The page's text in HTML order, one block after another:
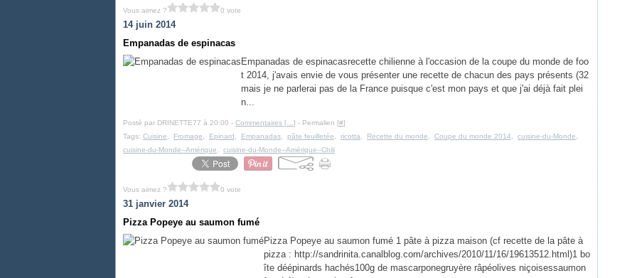
Vous aimez ? 0 vote
14 juin 2014
Empanadas de espinacas
Empanadas de espinacasrecette chilienne à l'occasion de la coupe du monde de foo
t 2014, j'avais envie de vous présenter une recette de chacun des pays présents (32
mais je ne parlerai pas de la France puisque c'est mon pays et que j'ai déjà fait plei
n...
Posté par DRINETTE77 à 20:00 - Commentaires [ ] - Permalien [#]
Tags: Cuisine Fromage Epinard Empanadas pâte feuilletée ricotta Recette du monde Coupe du monde 2014 cuisine-du-Monde
cuisine-du-Monde--Amérique
cuisine-du-Monde--Amérique--Chili
Vous aimez ? 0 vote
31 janvier 2014
Pizza Popeye au saumon fumé
Pizza Popeye au saumon fumé 1 pâte à pizza maison (cf recette de la pâte à
pizza : http://sandrinita.canalblog.com/archives/2010/11/16/19613512.html)1 bo
îte déépinards hachés100g de mascarponegruyère râpéolives niçoisessaumon